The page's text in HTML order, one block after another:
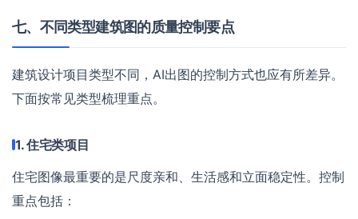
七、不同类型建筑图的质量控制要点
建筑设计项目类型不同，AI出图的控制方式也应有所差异。
下面按常见类型梳理重点。
1. 住宅类项目
住宅图像最重要的是尺度亲和、生活感和立面稳定性。控制
重点包括：